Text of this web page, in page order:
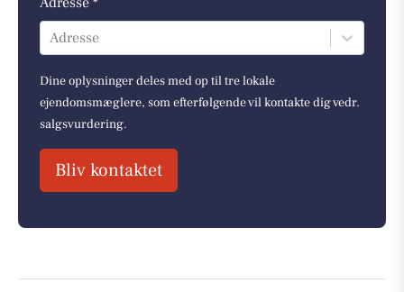
Adresse
Dine oplysninger deles med op til tre lokale
ejendomsmæglere, som efterfølgende vil kontakte dig vedr.
salgsvurdering.
Bliv kontaktet